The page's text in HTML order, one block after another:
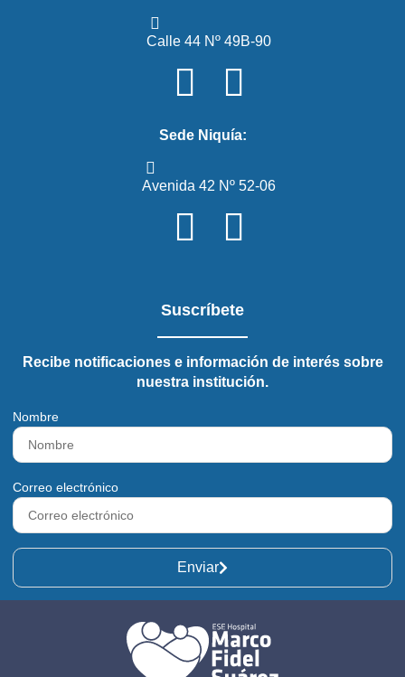
Calle 44 Nº 49B-90
Sede Niquía:
Avenida 42 Nº 52-06
Suscríbete
Recibe notificaciones e información de interés sobre
nuestra institución.
Nombre
Correo electrónico
Enviar